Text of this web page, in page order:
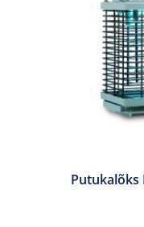
Putukalõks